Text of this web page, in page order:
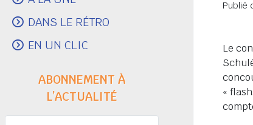
Publié
Le
«
DANS LE RÉTRO
EN UN CLIC
ABONNEMENT À
L’ACTUALITÉ